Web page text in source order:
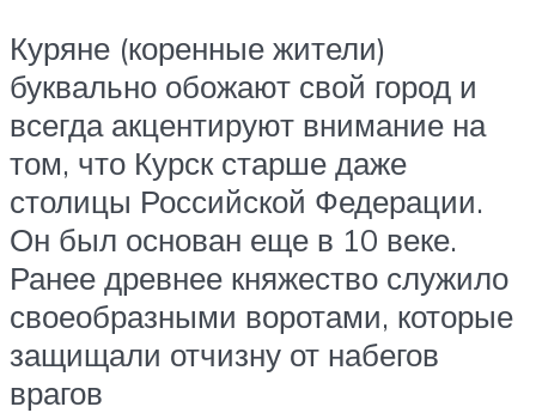
Куряне (коренные жители)
буквально обожают свой город и
всегда акцентируют внимание на
том, что Курск старше даже
столицы Российской Федерации.
Он был основан еще в 10 веке.
Ранее древнее княжество служило
своеобразными воротами, которые
защищали отчизну от набегов
врагов